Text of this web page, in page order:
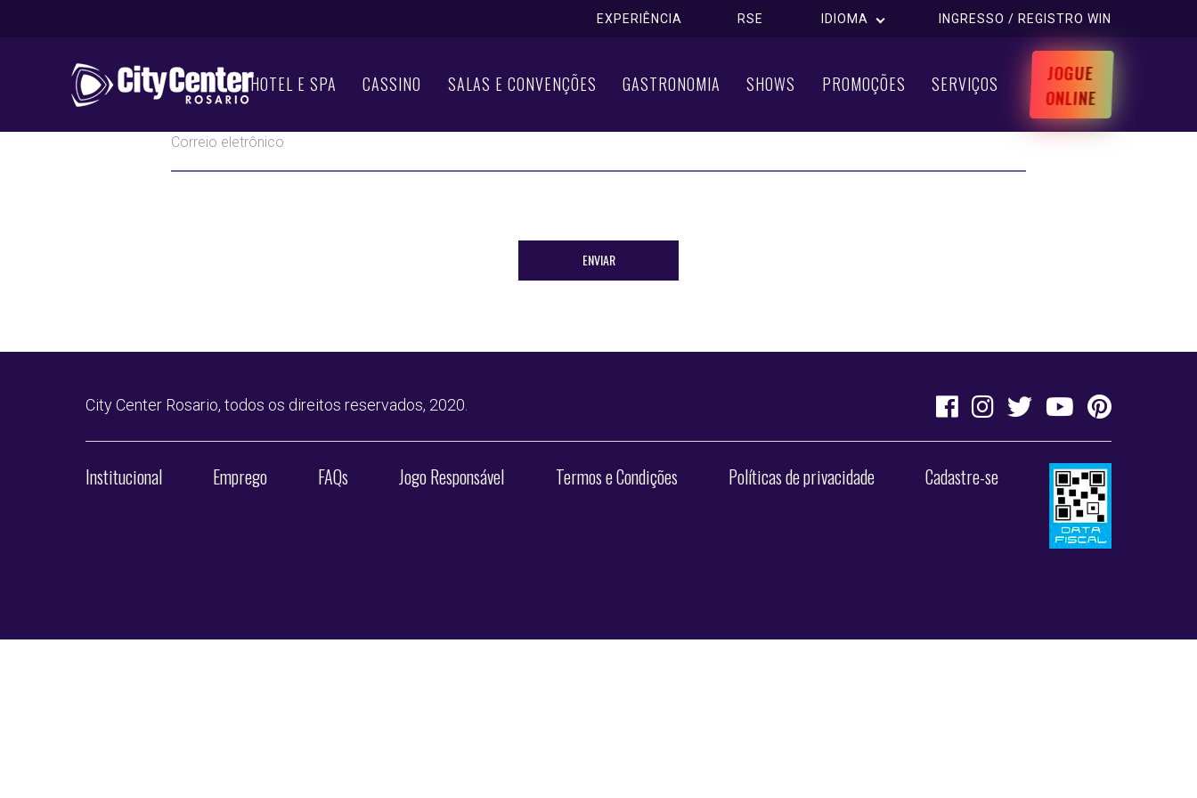
EXPERIÊNCIA RSE IDIOMA INGRESSO / REGISTRO WIN
HOTEL E SPA CASSINO SALAS E CONVENÇÕES GASTRONOMIA SHOWS PROMOÇÕES SERVIÇOS
JOGUE
ONLINE
ENVIAREMOS AS INSTRUÇÕES DE REDEFINIÇÃO DE SENHA PARA SEU E-MAIL.
Correio eletrônico
ENVIAR
City Center Rosario, todos os direitos reservados, 2020.
Institucional Emprego FAQs Jogo Responsável Termos e Condições Políticas de privacidade Cadastre-se